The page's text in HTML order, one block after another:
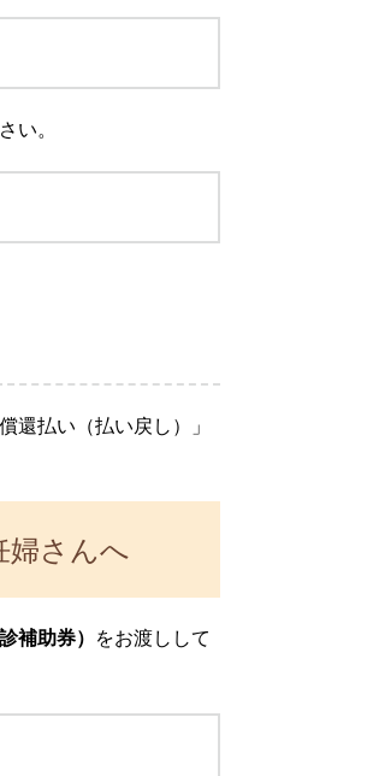
い。
還払い（払い戻し）」
婦さんへ
補助券）
をお渡しして